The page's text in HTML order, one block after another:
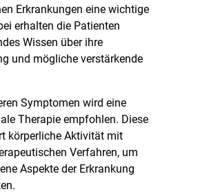
Erkrankungen eine wichtige
erhalten die Patienten
Wissen über ihre
und mögliche verstärkende
Symptomen wird eine
Therapie empfohlen. Diese
körperliche Aktivität mit
Verfahren, um
Aspekte der Erkrankung